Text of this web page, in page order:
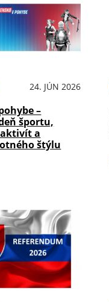
24. JÚN 2026
–
športu,
a
štýlu